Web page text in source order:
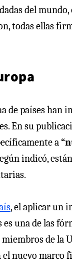
del
todas ellas
de países han
En su
a
indicó,
, el aplicar un
una de las
miembros de la
nuevo marco